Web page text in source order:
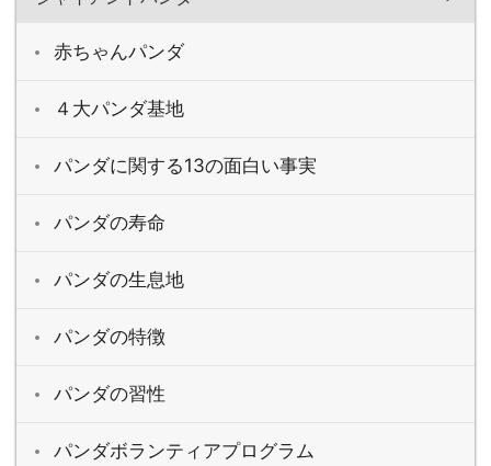
赤ちゃんパンダ
４大パンダ基地
パンダに関する13の面白い事実
パンダの寿命
パンダの生息地
パンダの特徴
パンダの習性
パンダボランティアプログラム